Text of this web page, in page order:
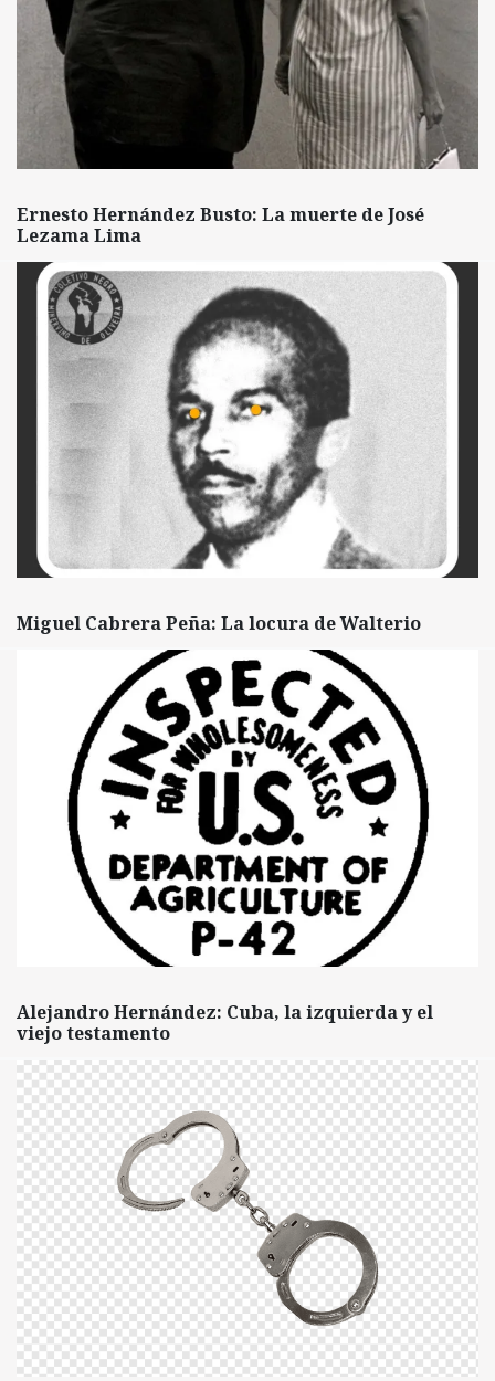
Ernesto Hernández Busto: La muerte de José
Lezama Lima
Miguel Cabrera Peña: La locura de Walterio
Alejandro Hernández: Cuba, la izquierda y el
viejo testamento